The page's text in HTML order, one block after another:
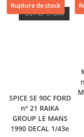
Rupture de stock
OUT OF STOCK
SPICE SE 90C FORD
n° 21 RAIKA
GROUP LE MANS
1990 DECAL 1/43e